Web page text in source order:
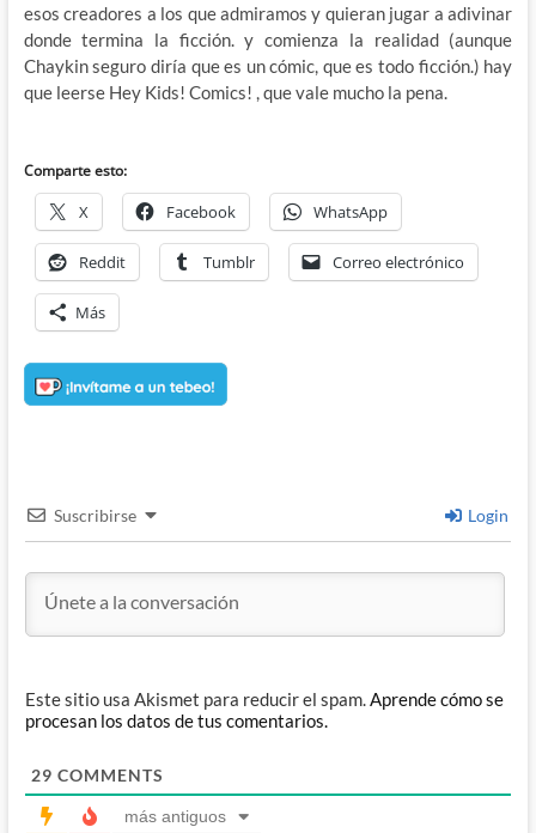
esos creadores a los que admiramos y quieran jugar a adivinar
donde termina la ficción. y comienza la realidad (aunque
Chaykin seguro diría que es un cómic, que es todo ficción.) hay
que leerse Hey Kids! Comics! , que vale mucho la pena.
Comparte esto:
X Facebook WhatsApp
Reddit Tumblr Correo electrónico
Más
Suscribirse Login
Este sitio usa Akismet para reducir el spam.Aprende cómo se
procesan los datos de tus comentarios.
29 COMMENTS
más antiguos